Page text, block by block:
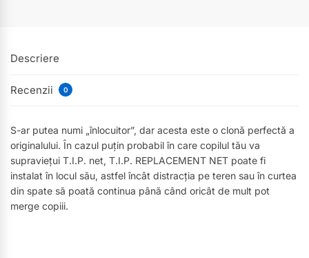
Descriere
Recenzii 0
S-ar putea numi „înlocuitor”, dar acesta este o clonă perfectă a
originalului. În cazul puțin probabil în care copilul tău va
supraviețui T.I.P. net, T.I.P. REPLACEMENT NET poate fi
instalat în locul său, astfel încât distracția pe teren sau în curtea
din spate să poată continua până când oricât de mult pot
merge copiii.